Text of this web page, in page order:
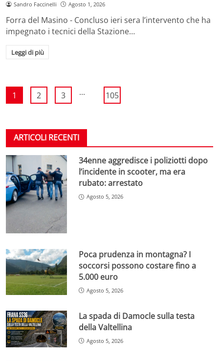
Sandro Faccinelli Agosto 1, 2026
Forra del Masino - Concluso ieri sera l’intervento che ha
impegnato i tecnici della Stazione…
Leggi di più
1 2 3 ... 105
ARTICOLI RECENTI
34enne aggredisce i poliziotti dopo
l’incidente in scooter, ma era
rubato: arrestato
Agosto 5, 2026
Poca prudenza in montagna? I
soccorsi possono costare fino a
5.000 euro
Agosto 5, 2026
La spada di Damocle sulla testa
della Valtellina
Agosto 5, 2026